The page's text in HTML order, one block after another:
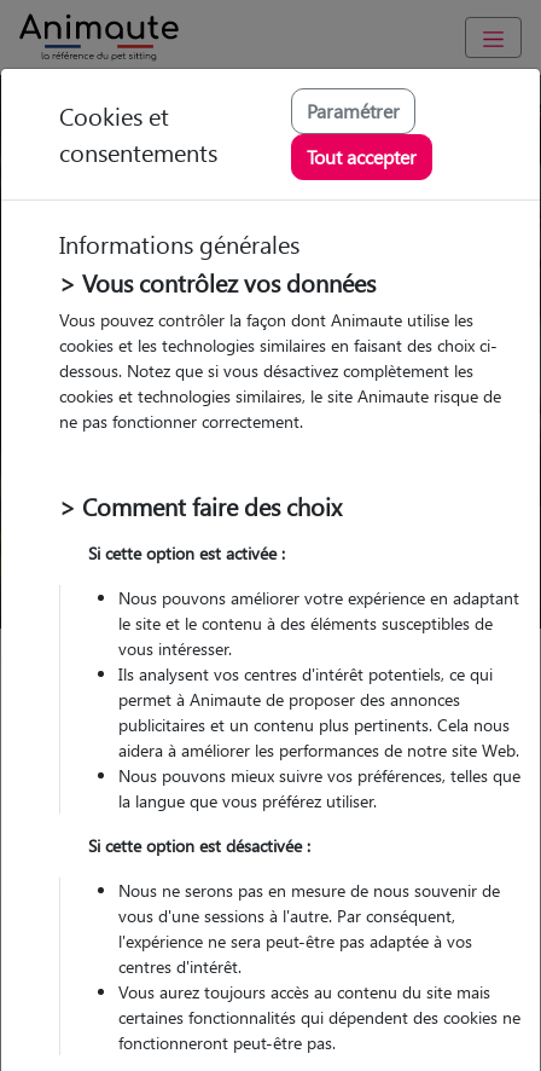
Trouvez votre gardien idéal !
Garde
chez le Pet Sitter
Garde
chez le Pet Sitter Visites
Visites
Pour quel animal ?
Trouver mon Pet Sitter
Garde animaux France Occitanie Lot Cézac
Nos dog sitters à Cézac
Cookies et
consentements
Paramétrer
Tout accepter
Informations générales
> Vous contrôlez vos données
Vous pouvez contrôler la façon dont Animaute utilise les
cookies et les technologies similaires en faisant des choix ci-
dessous. Notez que si vous désactivez complètement les
cookies et technologies similaires, le site Animaute risque de
ne pas fonctionner correctement.
> Comment faire des choix
Si cette option est activée :
Nous pouvons améliorer votre expérience en adaptant
le site et le contenu à des éléments susceptibles de
vous intéresser.
Ils analysent vos centres d'intérêt potentiels, ce qui
permet à Animaute de proposer des annonces
publicitaires et un contenu plus pertinents. Cela nous
aidera à améliorer les performances de notre site Web.
Nous pouvons mieux suivre vos préférences, telles que
la langue que vous préférez utiliser.
Si cette option est désactivée :
Nous ne serons pas en mesure de nous souvenir de
vous d'une sessions à l'autre. Par conséquent,
l'expérience ne sera peut-être pas adaptée à vos
centres d'intérêt.
Vous aurez toujours accès au contenu du site mais
certaines fonctionnalités qui dépendent des cookies ne
fonctionneront peut-être pas.